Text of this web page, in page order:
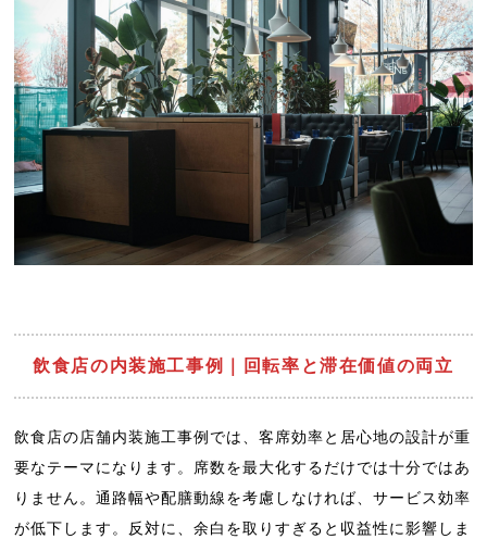
飲食店の内装施工事例｜回転率と滞在価値の両立
飲食店の店舗内装施工事例では、客席効率と居心地の設計が重
要なテーマになります。席数を最大化するだけでは十分ではあ
りません。通路幅や配膳動線を考慮しなければ、サービス効率
が低下します。反対に、余白を取りすぎると収益性に影響しま